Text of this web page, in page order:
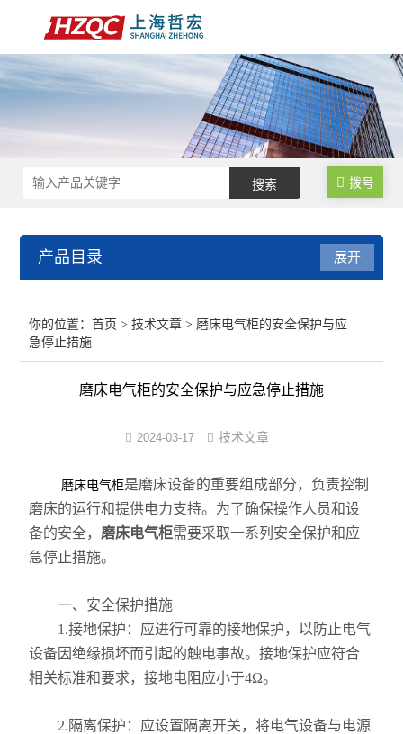
拨号
产品目录
数控电气柜
电子手轮
注塑式系统线束
立式多级离心泵
集成模组
发那科电抗器
耐油特种电缆系列
数控连接器
中心出水
展开
你的位置：首页 >技术文章 > 磨床电气柜的安全保护与应
急停止措施
磨床电气柜的安全保护与应急停止措施
2024-03-17 技术文章
磨床电气柜是磨床设备的重要组成部分，负责控制
磨床的运行和提供电力支持。为了确保操作人员和设
备的安全， 磨床电气柜需要采取一系列安全保护和应
急停止措施。
一、安全保护措施
1.接地保护：应进行可靠的接地保护，以防止电气
设备因绝缘损坏而引起的触电事故。接地保护应符合
相关标准和要求，接地电阻应小于4Ω。
2.隔离保护：应设置隔离开关，将电气设备与电源